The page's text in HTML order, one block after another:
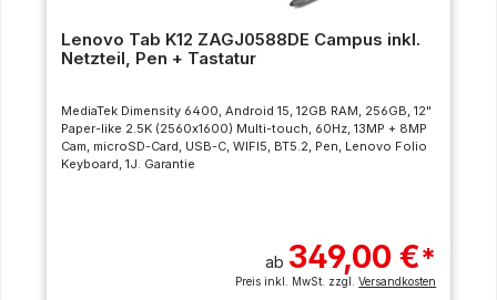
Lenovo Tab K12 ZAGJ0588DE Campus inkl.
Netzteil, Pen + Tastatur
MediaTek Dimensity 6400, Android 15, 12GB RAM, 256GB, 12"
Paper-like 2.5K (2560x1600) Multi-touch, 60Hz, 13MP + 8MP
Cam, microSD-Card, USB-C, WIFI5, BT5.2, Pen, Lenovo Folio
Keyboard, 1J. Garantie
ab 349,00 €*
Preis inkl. MwSt. zzgl.Versandkosten